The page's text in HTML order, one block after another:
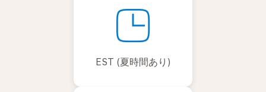
EST (夏時間あり)